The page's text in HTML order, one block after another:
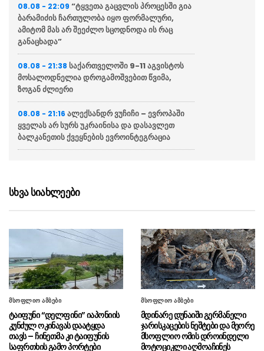
08.08 - 22:09 “ტყვეთა გაცვლის პროცესში გია
ბარამიძის ჩართულობა იყო ფორმალური,
ამიტომ მას არ შეეძლო სცოდნოდა ის რაც
განაცხადა”
08.08 - 21:38 საქართველოში 9-11 აგვისტოს
მოსალოდნელია დროგამოშვებით წვიმა,
ზოგან ძლიერი
08.08 - 21:16 ალექსანდრ ვუჩიჩი – ევროპაში
ყველას არ სურს უკრაინისა და დასავლეთ
ბალკანეთის ქვეყნების ევროინტეგრაცია
მიაწვდის „პეტრიოტის“ სისტემისთვის
რაკეტებს, თუმცა მათი რაოდენობა
08.08 - 20:12ბულგარეთში აცხადებენ რომ
ქვეყანაში რუმინეთის საჰაერო სივრციდან
დრონი შეფრინდა და აფეთქდა, უპილოტო
საფრენი აპარატის წარმომავლობა
გაურკვეველია
08.08 - 20:07
სასაზღვრო პოლიციის უფროსის
მოადგილემ სანაპირო დაცვის ფოთის ბაზაზე
2008 წლის აგვისტოს ომში დაღუპული
მეზღვაურების ხსოვნას პატივი მიაგო
სხვა სიახლეები
მსოფლიო ამბები
ტაიფუნი “დელფინი” იაპონიის
კუნძულ ოკინავას დაატყდა
თავს – ჩინეთმა კი ტაიფუნის
საფრთხის გამო პორტები
მსოფლიო ამბები
მდინარე დუნაიში გერმანელი
ჯარისკაცების ნეშტები და მეორე
მსოფლიო ომის დროინდელი
მოტოციკლი აღმოაჩინეს